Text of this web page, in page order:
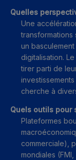
Quelles
Une
transformations
un
digitalisation.
tirer parti de
cherche à
Quels outils pour
Plateformes
commerciale),
mondiales